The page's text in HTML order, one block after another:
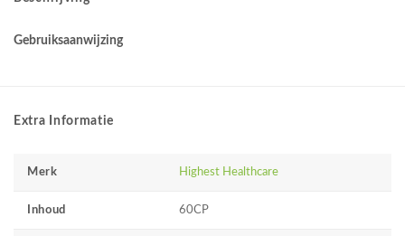
Gebruiksaanwijzing
Extra Informatie
Merk Highest Healthcare
Inhoud 60CP